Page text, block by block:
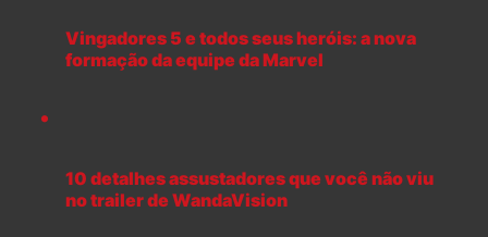
Vingadores 5 e todos seus heróis: a nova
formação da equipe da Marvel
10 detalhes assustadores que você não viu
no trailer de WandaVision